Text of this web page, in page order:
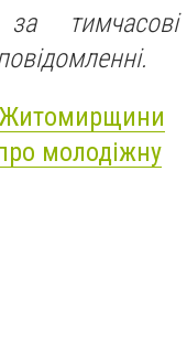
тимчасові
Житомирщини
молодіжну